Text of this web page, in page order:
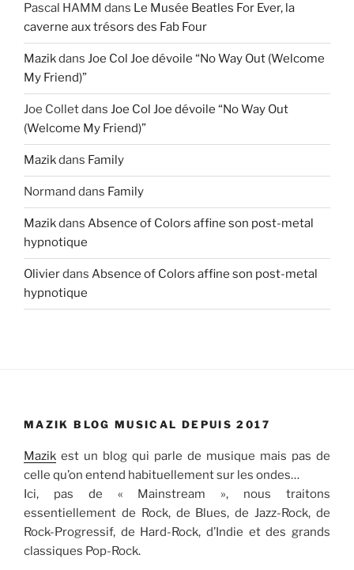
Pascal HAMM dans Le Musée Beatles For Ever, la
caverne aux trésors des Fab Four
Mazikdans Joe Col Joe dévoile “No Way Out (Welcome
My Friend)”
Joe Colletdans Joe Col Joe dévoile “No Way Out
(Welcome My Friend)”
Mazikdans Family
Normand dans Family
Mazikdans Absence of Colors affine son post-metal
hypnotique
Olivierdans Absence of Colors affine son post-metal
hypnotique
MAZIK BLOG MUSICAL DEPUIS 2017
Mazik est un blog qui parle de musique mais pas de
celle qu’on entend habituellement sur les ondes…
Ici, pas de « Mainstream », nous traitons
essentiellement de Rock, de Blues, de Jazz-Rock, de
Rock-Progressif, de Hard-Rock, d’Indie et des grands
classiques Pop-Rock.